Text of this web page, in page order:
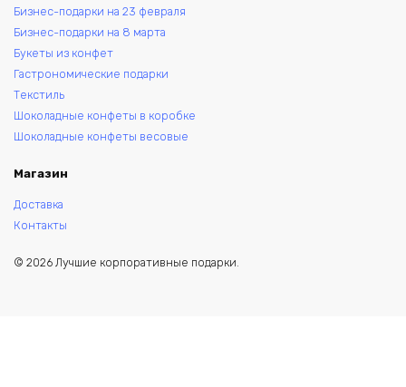
Бизнес-подарки на 23 февраля
Бизнес-подарки на 8 марта
Букеты из конфет
Гастрономические подарки
Текстиль
Шоколадные конфеты в коробке
Шоколадные конфеты весовые
Магазин
Доставка
Контакты
© 2026 Лучшие корпоративные подарки.